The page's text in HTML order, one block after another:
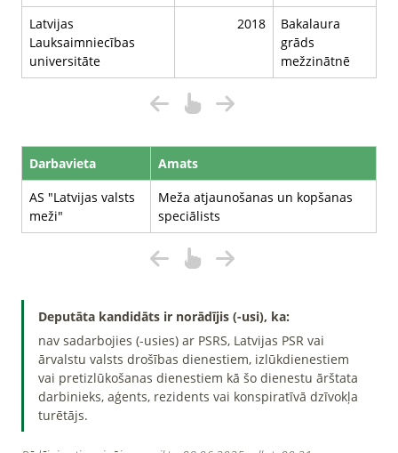
Latvijas
Lauksaimniecības
universitāte
2018
Bakalaura
grāds
mežzinātnē
Darbavieta
Amats
AS "Latvijas valsts
meži"
Meža atjaunošanas un kopšanas
speciālists
Deputāta kandidāts ir norādījis (-usi), ka:
nav sadarbojies (-usies) ar PSRS, Latvijas PSR vai
ārvalstu valsts drošības dienestiem, izlūkdienestiem
vai pretizlūkošanas dienestiem kā šo dienestu ārštata
darbinieks, aģents, rezidents vai konspiratīvā dzīvokļa
turētājs.